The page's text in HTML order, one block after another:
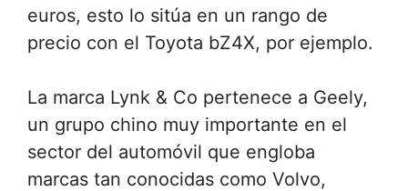
euros, esto lo sitúa en un rango de
precio con el Toyota bZ4X, por ejemplo.
La marca Lynk & Co pertenece a Geely,
un grupo chino muy importante en el
sector del automóvil que engloba
marcas tan conocidas como Volvo,